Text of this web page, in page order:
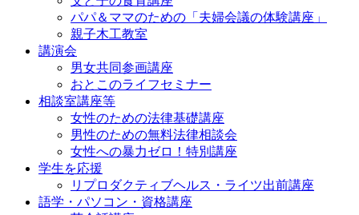
パパ＆ママのための「夫婦会議の体験講座」
親子木工教室
講演会
男女共同参画講座
おとこのライフセミナー
相談室講座等
女性のための法律基礎講座
男性のための無料法律相談会
女性への暴力ゼロ！特別講座
学生を応援
リプロダクティブヘルス・ライツ出前講座
語学・パソコン・資格講座